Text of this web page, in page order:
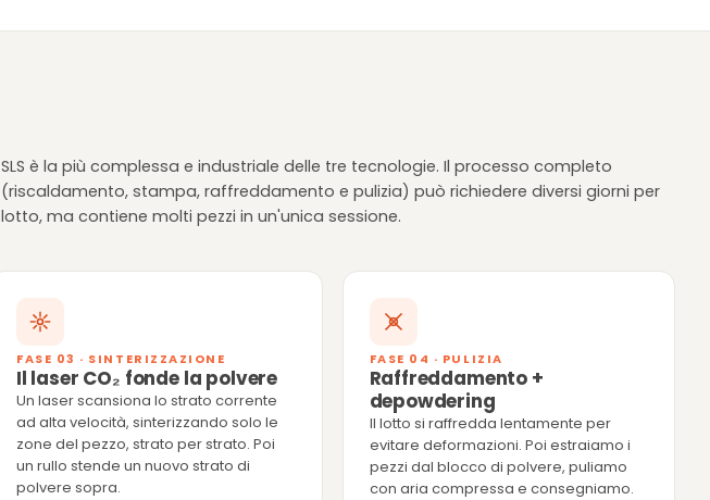
SLS è la più complessa e industriale delle tre tecnologie. Il processo completo
(riscaldamento, stampa, raffreddamento e pulizia) può richiedere diversi giorni per
lotto, ma contiene molti pezzi in un'unica sessione.
FASE 03 · SINTERIZZAZIONE
Il laser CO₂ fonde la polvere
Un laser scansiona lo strato corrente
ad alta velocità, sinterizzando solo le
zone del pezzo, strato per strato. Poi
un rullo stende un nuovo strato di
polvere sopra.
FASE 04 · PULIZIA
Raffreddamento +
depowdering
Il lotto si raffredda lentamente per
evitare deformazioni. Poi estraiamo i
pezzi dal blocco di polvere, puliamo
con aria compressa e consegniamo.